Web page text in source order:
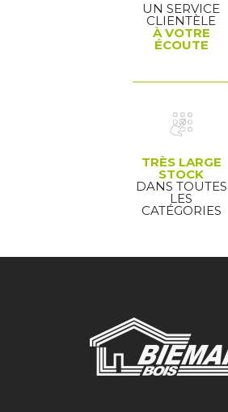
UN SERVICE
CLIENTÈLE
À VOTRE
ÉCOUTE
TRÈS LARGE
STOCK
DANS TOUTES
LES
CATÉGORIES